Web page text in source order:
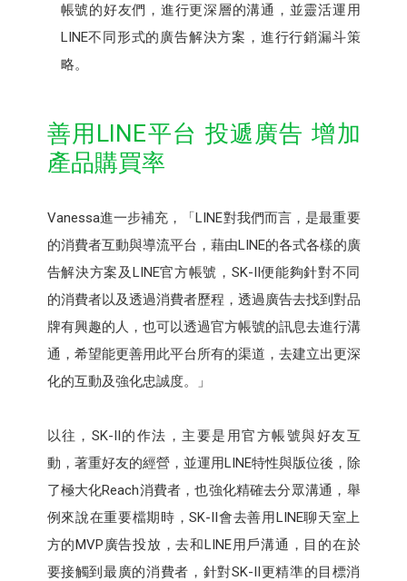
帳號的好友們，進行更深層的溝通，並靈活運用
LINE不同形式的廣告解決方案，進行行銷漏斗策
略。
善用LINE平台 投遞廣告 增加
產品購買率
Vanessa進一步補充，「LINE對我們而言，是最重要
的消費者互動與導流平台，藉由LINE的各式各樣的廣
告解決方案及LINE官方帳號，SK-II便能夠針對不同
的消費者以及透過消費者歷程，透過廣告去找到對品
牌有興趣的人，也可以透過官方帳號的訊息去進行溝
通，希望能更善用此平台所有的渠道，去建立出更深
化的互動及強化忠誠度。」
以往，SK-II的作法，主要是用官方帳號與好友互
動，著重好友的經營，並運用LINE特性與版位後，除
了極大化Reach消費者，也強化精確去分眾溝通，舉
例來說在重要檔期時，SK-II會去善用LINE聊天室上
方的MVP廣告投放，去和LINE用戶溝通，目的在於
要接觸到最廣的消費者，針對SK-II更精準的目標消